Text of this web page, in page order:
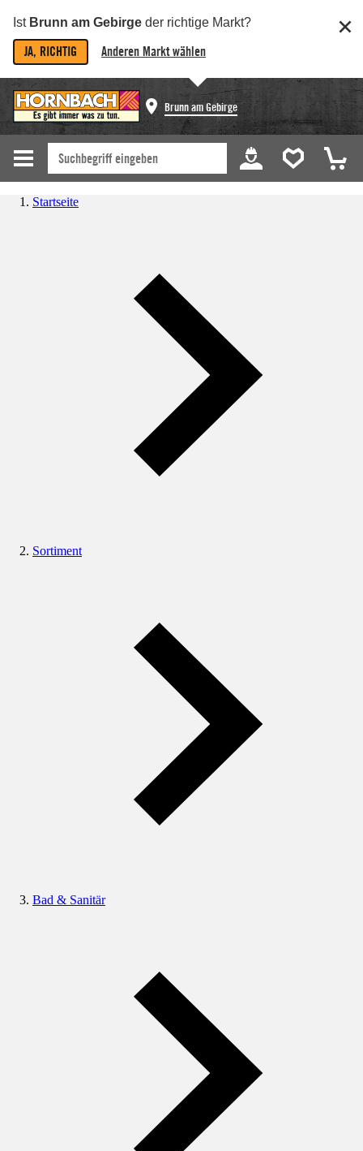
Ist Brunn am Gebirge der richtige Markt?
JA, RICHTIG Anderen Markt wählen
Brunn am Gebirge
Startseite
Sortiment
Bad & Sanitär